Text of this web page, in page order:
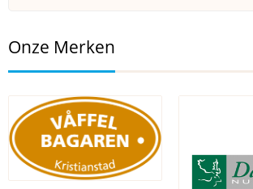
Onze Merken